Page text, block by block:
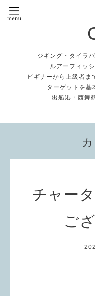
ジギング・タイラ
ルアーフィッ
ビギナーから上級者ま
ターゲットを基
出船港：西舞
チャー
ご